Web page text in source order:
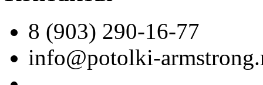
8 (903) 290-16-77
info@potolki-